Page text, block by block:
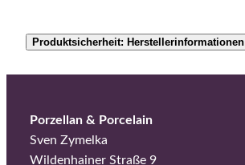
Produktsicherheit: Herstellerinformationen
Porzellan & Porcelain
Sven Zymelka
Wildenhainer Straße 9